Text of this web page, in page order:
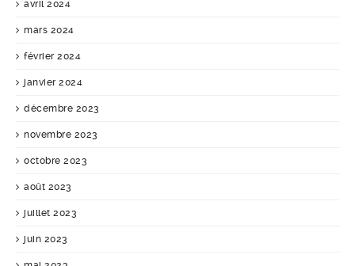
avril 2024
mars 2024
février 2024
janvier 2024
décembre 2023
novembre 2023
octobre 2023
août 2023
juillet 2023
juin 2023